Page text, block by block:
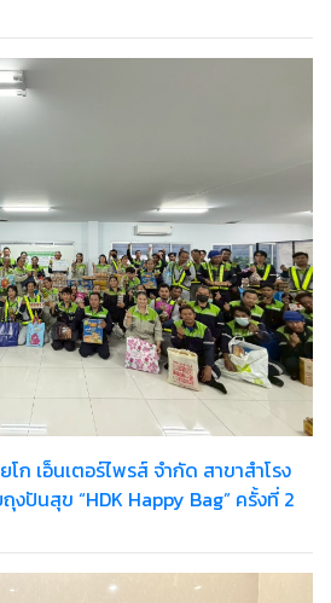
ก เอ็นเตอร์ไพรส์ จำกัด สาขาสำโรง
งปันสุข “HDK Happy Bag” ครั้งที่ 2